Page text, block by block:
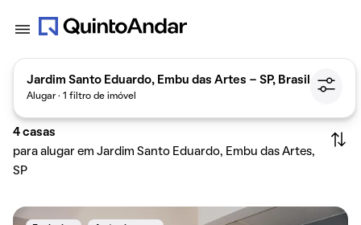
Jardim Santo Eduardo, Embu das Artes - SP, Brasil
Alugar · 1 filtro de imóvel
4 casas
para alugar em Jardim Santo Eduardo, Embu das Artes,
SP